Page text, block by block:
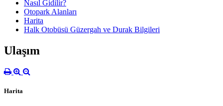
Nasıl Gidilir?
Otopark Alanları
Harita
Halk Otobüsü Güzergah ve Durak Bilgileri
Ulaşım
Harita